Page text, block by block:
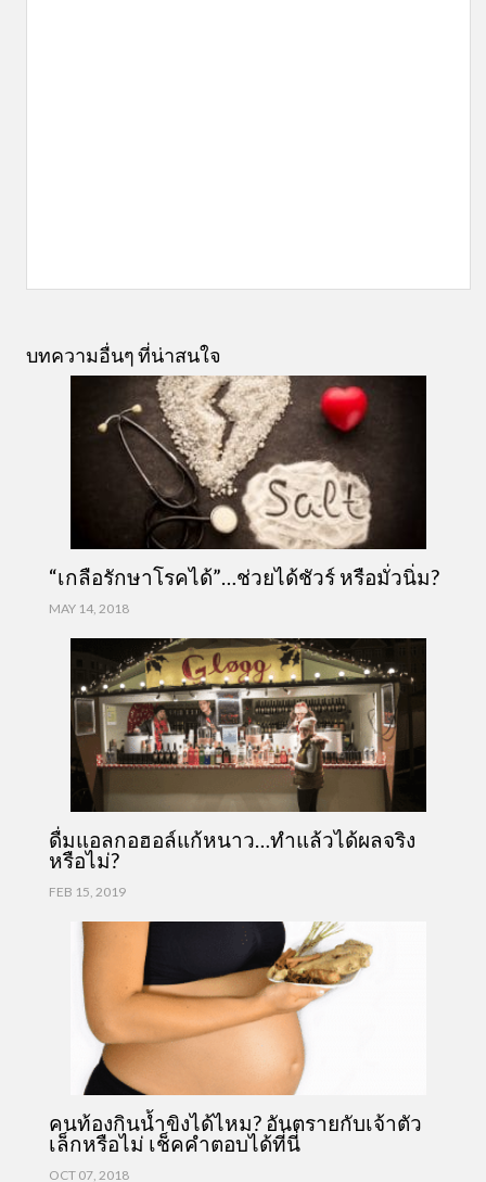
บทความอื่นๆ ที่น่าสนใจ
“เกลือรักษาโรคได้”…ช่วยได้ชัวร์ หรือมั่วนิ่ม?
MAY 14, 2018
ดื่มแอลกอฮอล์แก้หนาว…ทำแล้วได้ผลจริง
หรือไม่?
FEB 15, 2019
คนท้องกินน้ำขิงได้ไหม? อันตรายกับเจ้าตัว
เล็กหรือไม่ เช็คคำตอบได้ที่นี่
OCT 07, 2018